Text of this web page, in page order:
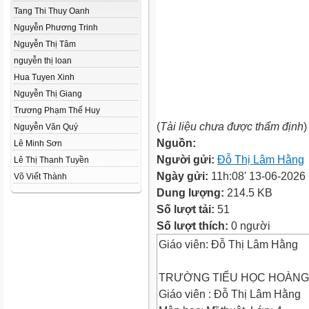
Tang Thi Thuy Oanh
Nguyễn Phương Trinh
Nguyễn Thị Tâm
nguyễn thị loan
Hua Tuyen Xinh
Nguyễn Thị Giang
Trương Phạm Thế Huy
Nguyễn Văn Quý
Lê Minh Sơn
Lê Thị Thanh Tuyền
Võ Viết Thành
(Tài liệu chưa được thẩm định)
Nguồn:
Người gửi: Đỗ Thị Lâm Hằng
Ngày gửi: 11h:08' 13-06-2026
Dung lượng: 214.5 KB
Số lượt tải: 51
Số lượt thích: 0 người
Giáo viên: Đỗ Thị Lâm Hằng
TRƯỜNG TIỂU HỌC
Giáo viên : Đỗ Thị Lâm Hằng